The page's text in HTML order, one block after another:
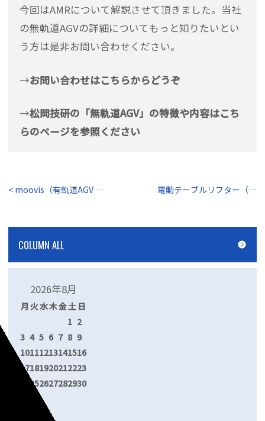
今回はAMRについて解説させて頂きました。当社
の無軌道AGVの詳細についてもっと知りたいとい
う方は是非お問い合わせください。
→お問い合わせはこちらからどうぞ
→松岡技研の「無軌道AGV」の特徴や内容はこち
らのページを参照ください
< moovis（有軌道AGV）は変幻自在！？電動テーブルリフタ
COLUMN ALL
2026年8月
月 火水木金土 日
1 2
3 4 5 6 7 8 9
10111213141516
17181920212223
252627282930